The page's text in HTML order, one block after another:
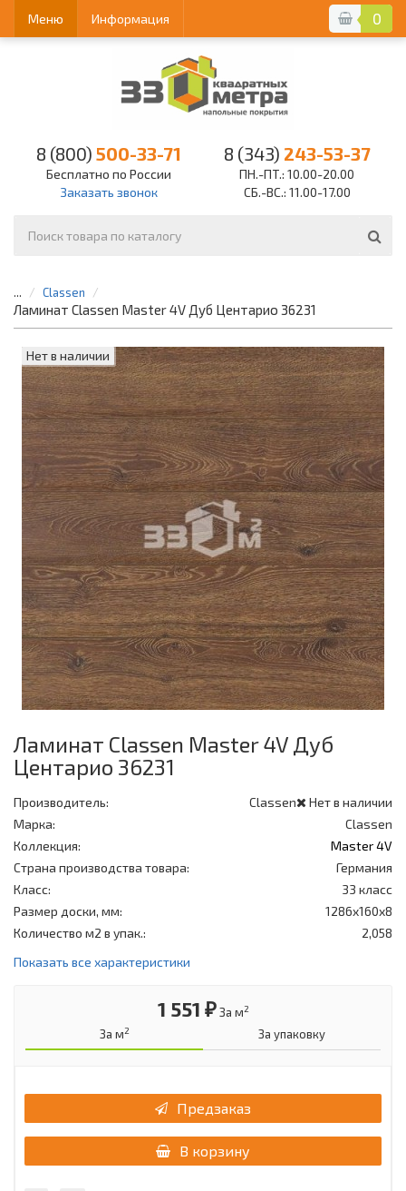
0
Меню Информация
8 (800) 500-33-71
Бесплатно по России
Заказать звонок
8 (343) 243-53-37
ПН.-ПТ.: 10.00-20.00
СБ.-ВС.: 11.00-17.00
... Classen
Ламинат Classen Master 4V Дуб Центарио 36231
Нет в наличии
Ламинат Classen Master 4V Дуб
Центарио 36231
Нет в наличии
Производитель:
Classen
Марка:
Classen
Коллекция:
Master 4V
Страна производства товара:
Германия
Класс:
33 класс
Размер доски, мм:
1286x160x8
Количество м2 в упак.:
2,058
Показать все характеристики
1 551 ₽ За м2
За м2 За упаковку
Предзаказ
В корзину